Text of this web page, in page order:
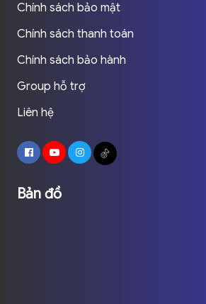
Chính sách bảo mật
Chính sách thanh toán
Chính sách bảo hành
Group hỗ trợ
Liên hệ
Bản đồ